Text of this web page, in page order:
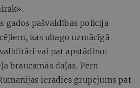
gados pašvaldības policija
kas ubago uzmācīgā
vai pat apstādinot
braucamās daļas. Pērn
ieradies grupējums pat